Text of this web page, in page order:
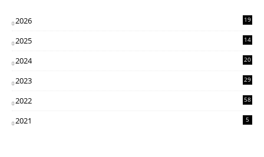
2026 19
2025
14
2024
20
2023
29
2022
58
2021 5